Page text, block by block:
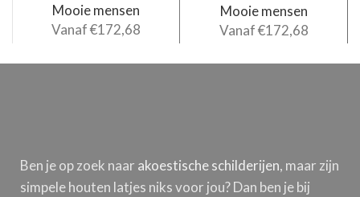
Mooie mensen
Vanaf€172,68
Mooie mensen
Vanaf€172,68
Ben je op zoek naar akoestische schilderijen, maar zijn
simpele houten latjes niks voor jou? Dan ben je bij